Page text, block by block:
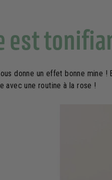
est
donne un effet bonne mine !
avec une routine à la rose !